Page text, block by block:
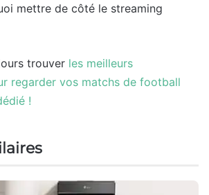
mettre de côté le streaming
trouver les meilleurs
regarder vos matchs de football
!